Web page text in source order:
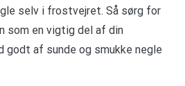
selv i frostvejret. Så sørg for
som en vigtig del af din
godt af sunde og smukke negle